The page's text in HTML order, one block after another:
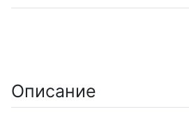
Описание